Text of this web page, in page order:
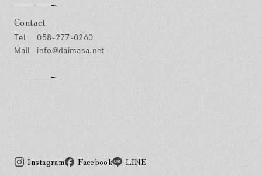
Contact
058-277-0260
info@daimasa.net
Instagram Facebook LINE